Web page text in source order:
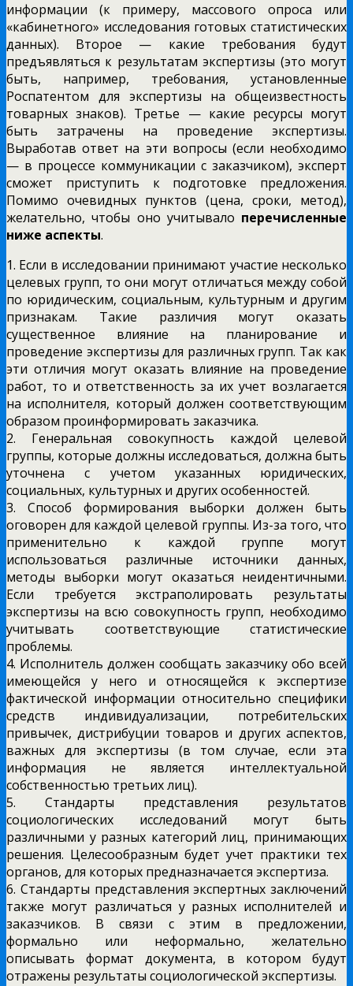
информации (к примеру, массового опроса или
«кабинетного» исследования готовых статистических
данных). Второе — какие требования будут
предъявляться к результатам экспертизы (это могут
быть, например, требования, установленные
Роспатентом для экспертизы на общеизвестность
товарных знаков). Третье — какие ресурсы могут
быть затрачены на проведение экспертизы.
Выработав ответ на эти вопросы (если необходимо
— в процессе коммуникации с заказчиком), эксперт
сможет приступить к подготовке предложения.
Помимо очевидных пунктов (цена, сроки, метод),
желательно, чтобы оно учитывало перечисленные
ниже аспекты.
1. Если в исследовании принимают участие несколько
целевых групп, то они могут отличаться между собой
по юридическим, социальным, культурным и другим
признакам. Такие различия могут оказать
существенное влияние на планирование и
проведение экспертизы для различных групп. Так как
эти отличия могут оказать влияние на проведение
работ, то и ответственность за их учет возлагается
на исполнителя, который должен соответствующим
образом проинформировать заказчика.
2. Генеральная совокупность каждой целевой
группы, которые должны исследоваться, должна быть
уточнена с учетом указанных юридических,
социальных, культурных и других особенностей.
3. Способ формирования выборки должен быть
оговорен для каждой целевой группы. Из-за того, что
применительно к каждой группе могут
использоваться различные источники данных,
методы выборки могут оказаться неидентичными.
Если требуется экстраполировать результаты
экспертизы на всю совокупность групп, необходимо
учитывать соответствующие статистические
проблемы.
4. Исполнитель должен сообщать заказчику обо всей
имеющейся у него и относящейся к экспертизе
фактической информации относительно специфики
средств индивидуализации, потребительских
привычек, дистрибуции товаров и других аспектов,
важных для экспертизы (в том случае, если эта
информация не является интеллектуальной
собственностью третьих лиц).
5. Стандарты представления результатов
социологических исследований могут быть
различными у разных категорий лиц, принимающих
решения. Целесообразным будет учет практики тех
органов, для которых предназначается экспертиза.
6. Стандарты представления экспертных заключений
также могут различаться у разных исполнителей и
заказчиков. В связи с этим в предложении,
формально или неформально, желательно
описывать формат документа, в котором будут
отражены результаты социологической экспертизы.